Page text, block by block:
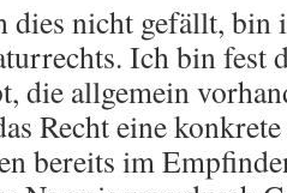
dies nicht gefällt, bin
Ich bin fest
die allgemein
Recht eine
bereits im